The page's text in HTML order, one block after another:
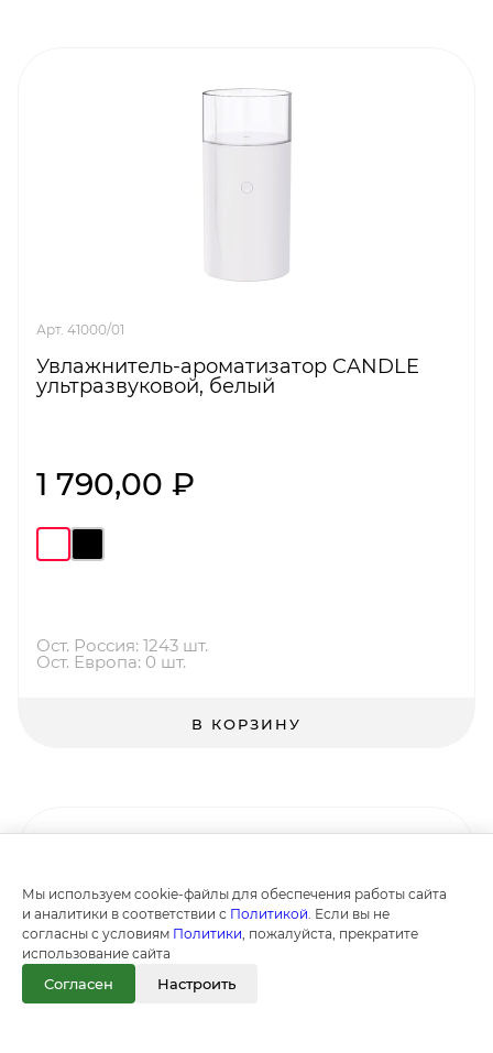
Арт. 41000/01
Увлажнитель-ароматизатор CANDLE
ультразвуковой, белый
1 790,00 ₽
Ост. Россия: 1243 шт.
Ост. Европа: 0 шт.
В КОРЗИНУ
Мы используем cookie-файлы для обеспечения работы сайта
и аналитики в соответствии с Политикой . Если вы не
согласны с условиям Политики , пожалуйста, прекратите
использование сайта
Согласен Настроить